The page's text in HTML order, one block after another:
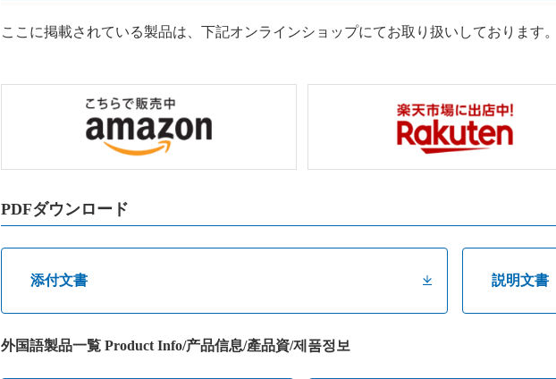
ここに掲載されている製品は、下記オンラインショップにてお取り扱いしております。
PDFダウンロード
添付文書 説明文書
外国語製品一覧 Product Info/产品信息/產品資/제품정보